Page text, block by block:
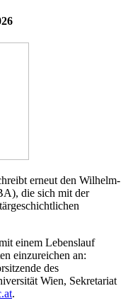
erneut den Wilhelm-
die sich mit der
einem Lebenslauf
einzureichen an:
des
Wien, Sekretariat
.